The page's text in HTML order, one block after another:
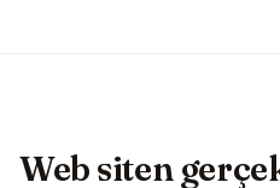
Web siten